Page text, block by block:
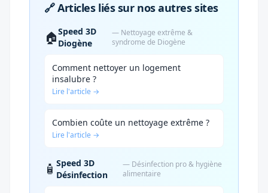
🔗 Articles liés sur nos autres sites
🏠Speed 3D
Diogène
— Nettoyage extrême &
syndrome de Diogène
Comment nettoyer un logement
insalubre ?
Lire l'article →
Combien coûte un nettoyage extrême ?
Lire l'article →
🧴 Speed 3D
Désinfection
— Désinfection pro & hygiène
alimentaire